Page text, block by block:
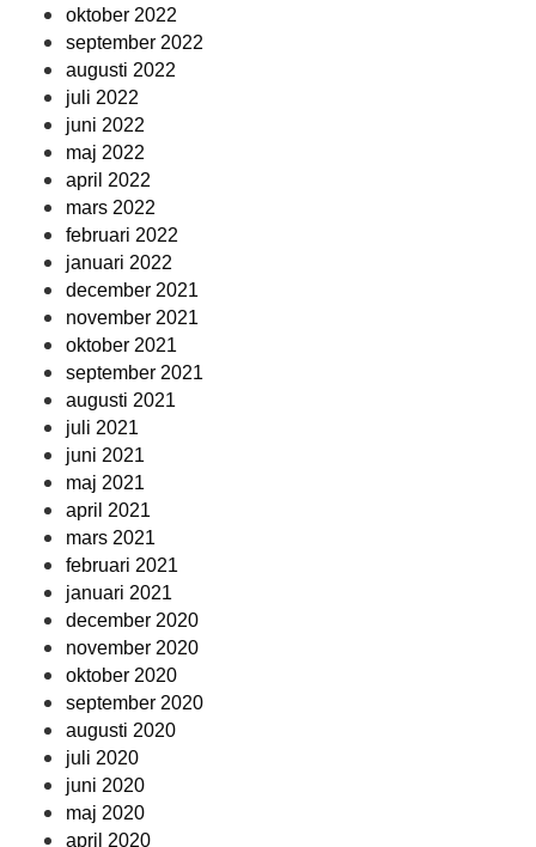
oktober 2022
september 2022
augusti 2022
juli 2022
juni 2022
maj 2022
april 2022
mars 2022
februari 2022
januari 2022
december 2021
november 2021
oktober 2021
september 2021
augusti 2021
juli 2021
juni 2021
maj 2021
april 2021
mars 2021
februari 2021
januari 2021
december 2020
november 2020
oktober 2020
september 2020
augusti 2020
juli 2020
juni 2020
maj 2020
april 2020